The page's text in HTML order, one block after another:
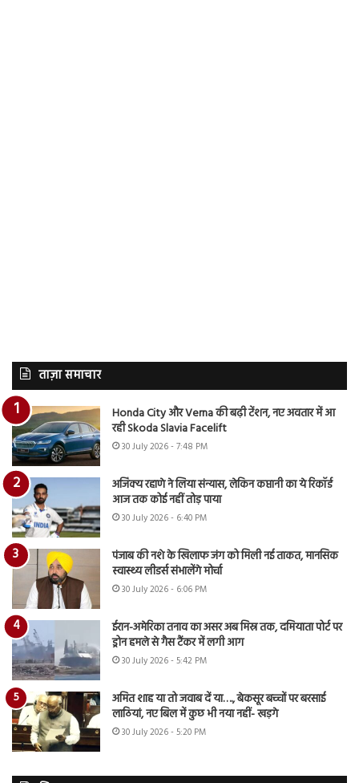
ताज़ा समाचार
Honda City और Verna की बढ़ी टेंशन, नए अवतार में आ
रही Skoda Slavia Facelift
30 July 2026 - 7:48 PM
अजिंक्य रहाणे ने लिया संन्यास, लेकिन कप्तानी का ये रिकॉर्ड
आज तक कोई नहीं तोड़ पाया
30 July 2026 - 6:40 PM
पंजाब की नशे के खिलाफ जंग को मिली नई ताकत, मानसिक
स्वास्थ्य लीडर्स संभालेंगे मोर्चा
30 July 2026 - 6:06 PM
ईरान-अमेरिका तनाव का असर अब मिस्र तक, दमियाता पोर्ट पर
ड्रोन हमले से गैस टैंकर में लगी आग
30 July 2026 - 5:42 PM
अमित शाह या तो जवाब दें या…., बेकसूर बच्चों पर बरसाई
लाठियां, नए बिल में कुछ भी नया नहीं- खड़गे
30 July 2026 - 5:20 PM